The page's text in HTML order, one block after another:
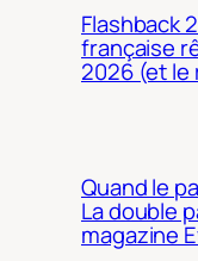
Flashback
française
2026 (et le
Quand le
La double
magazine